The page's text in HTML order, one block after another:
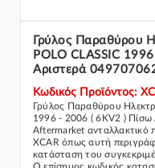
Γρύλος Παραθύρου
POLO CLASSIC
Αριστερά
Κωδικός Προϊόντος:
Γρύλος Παραθύρου
1996 - 2006 ( 6KV2 ) Πίσω
Aftermarket ανταλλακτικό
XCAR όπως αυτή
κατάσταση του